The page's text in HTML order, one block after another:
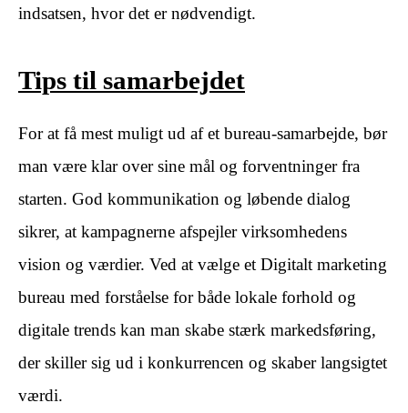
indsatsen, hvor det er nødvendigt.
Tips til samarbejdet
For at få mest muligt ud af et bureau-samarbejde, bør
man være klar over sine mål og forventninger fra
starten. God kommunikation og løbende dialog
sikrer, at kampagnerne afspejler virksomhedens
vision og værdier. Ved at vælge et Digitalt marketing
bureau med forståelse for både lokale forhold og
digitale trends kan man skabe stærk markedsføring,
der skiller sig ud i konkurrencen og skaber langsigtet
værdi.